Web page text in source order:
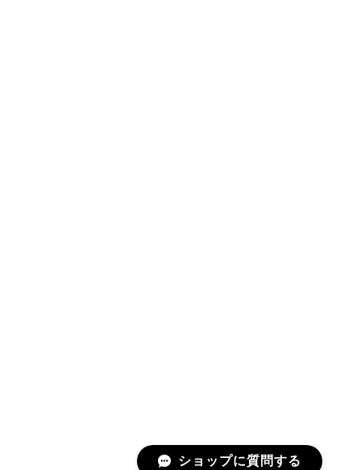
ショップに質問する